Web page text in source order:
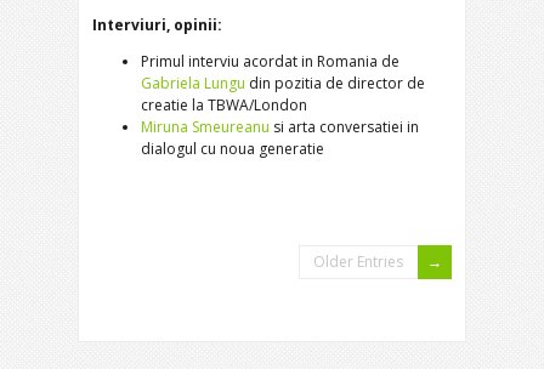
Interviuri, opinii:
Primul interviu acordat in Romania de
Gabriela Lungu din pozitia de director de
creatie la TBWA/London
Miruna Smeureanu si arta conversatiei in
dialogul cu noua generatie
Older Entries